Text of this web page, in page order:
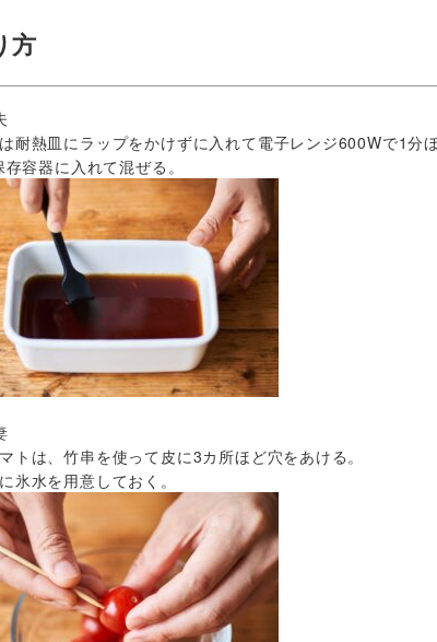
方
耐熱皿にラップをかけずに入れて電子レンジ600Wで1分
容器に入れて混ぜる。
トは、竹串を使って皮に3カ所ほど穴をあける。
氷水を用意しておく。